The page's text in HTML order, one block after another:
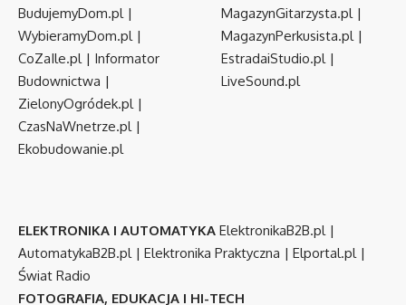
BudujemyDom.pl|
WybieramyDom.pl|
CoZaIle.pl| Informator
Budownictwa |
ZielonyOgródek.pl|
CzasNaWnetrze.pl|
Ekobudowanie.pl
MagazynGitarzysta.pl|
MagazynPerkusista.pl|
EstradaiStudio.pl|
LiveSound.pl
ELEKTRONIKA I AUTOMATYKA ElektronikaB2B.pl|
AutomatykaB2B.pl| Elektronika Praktyczna | Elportal.pl|
Świat Radio
FOTOGRAFIA, EDUKACJA I HI-TECH